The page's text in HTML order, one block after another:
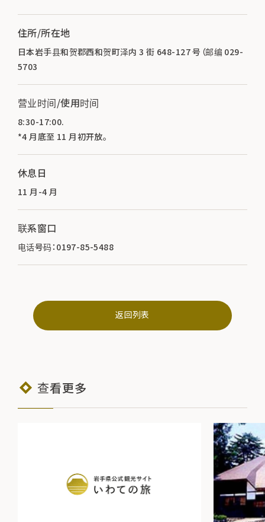
住所/所在地
日本岩手县和贺郡西和贺町泽内 3 街 648-127 号（邮编 029-
5703
营业时间/使用时间
8:30-17:00.
*4 月底至 11 月初开放。
休息日
11 月-4 月
联系窗口
电话号码：0197-85-5488
返回列表
查看更多